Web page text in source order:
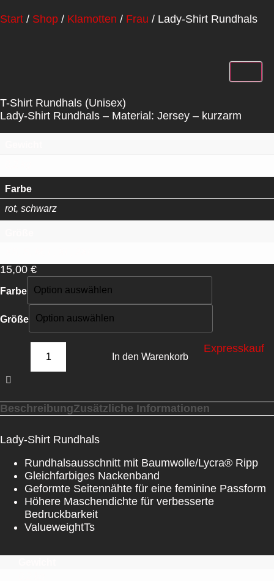
Start / Shop / Klamotten / Frau / Lady-Shirt Rundhals
T-Shirt Rundhals (Unisex)
Lady-Shirt Rundhals – Material: Jersey – kurzarm
Farbe
rot, schwarz
15,00 €
Farbe
Größe
Expresskauf
In den Warenkorb
BeschreibungZusätzliche Informationen
Lady-Shirt Rundhals
Rundhalsausschnitt mit Baumwolle/Lycra® Ripp
Gleichfarbiges Nackenband
Geformte Seitennähte für eine feminine Passform
Höhere Maschendichte für verbesserte
Bedruckbarkeit
ValueweightTs